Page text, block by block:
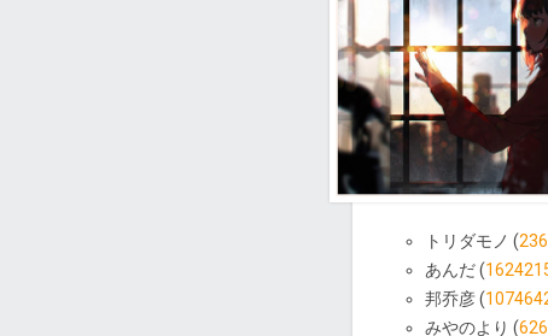
トリダモノ (
あんだ (
邦乔彦 (
みやのより (